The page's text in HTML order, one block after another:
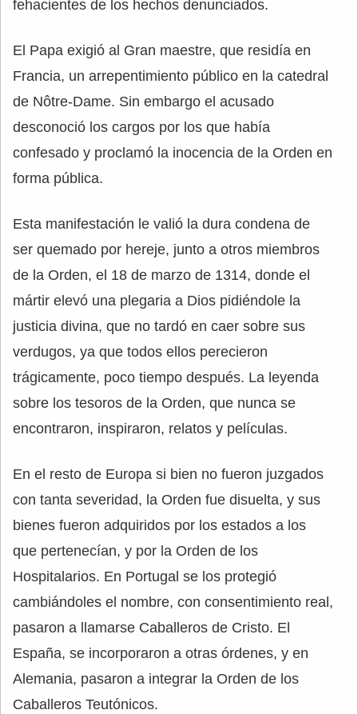
fehacientes de los hechos denunciados.
El Papa exigió al Gran maestre, que residía en
Francia, un arrepentimiento público en la catedral
de Nôtre-Dame. Sin embargo el acusado
desconoció los cargos por los que había
confesado y proclamó la inocencia de la Orden en
forma pública.
Esta manifestación le valió la dura condena de
ser quemado por hereje, junto a otros miembros
de la Orden, el 18 de marzo de 1314, donde el
mártir elevó una plegaria a Dios pidiéndole la
justicia divina, que no tardó en caer sobre sus
verdugos, ya que todos ellos perecieron
trágicamente, poco tiempo después. La leyenda
sobre los tesoros de la Orden, que nunca se
encontraron, inspiraron, relatos y películas.
En el resto de Europa si bien no fueron juzgados
con tanta severidad, la Orden fue disuelta, y sus
bienes fueron adquiridos por los estados a los
que pertenecían, y por la Orden de los
Hospitalarios. En Portugal se los protegió
cambiándoles el nombre, con consentimiento real,
pasaron a llamarse Caballeros de Cristo. El
España, se incorporaron a otras órdenes, y en
Alemania, pasaron a integrar la Orden de los
Caballeros Teutónicos.